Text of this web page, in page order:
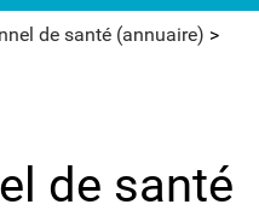
de santé (annuaire) >
de santé